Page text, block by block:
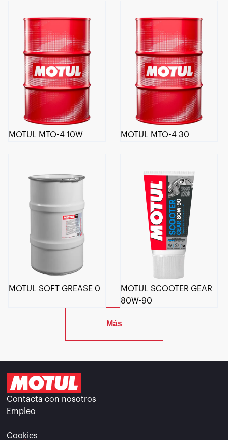
MOTUL MTO-4 10W MOTUL MTO-4 30
MOTUL SOFT GREASE 0
MOTUL SCOOTER GEAR
80W-90
Más
Contacta con nosotros
Empleo
Cookies